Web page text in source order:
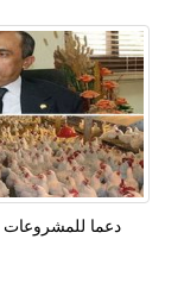
دعما للمشروعات